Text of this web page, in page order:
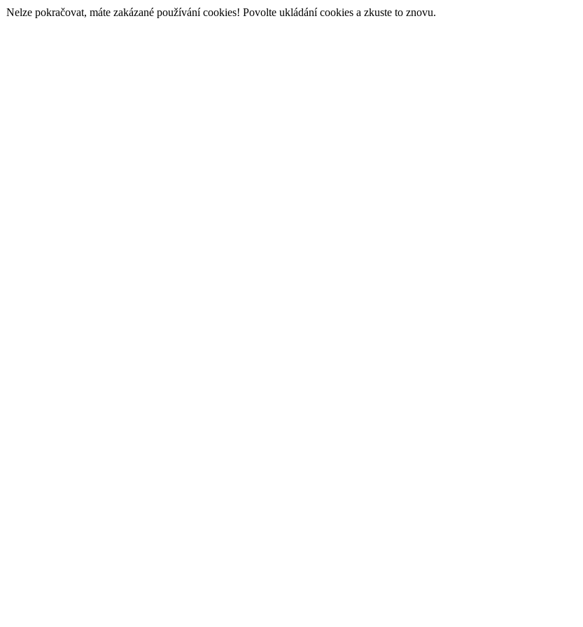
Nelze pokračovat, máte zakázané používání cookies! Povolte ukládání cookies a zkuste to znovu.